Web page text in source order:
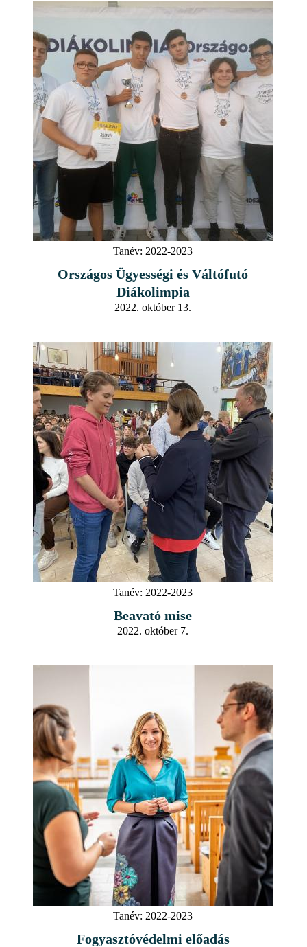
Tanév: 2022-2023
Országos Ügyességi és Váltófutó
Diákolimpia
2022. október 13.
Tanév: 2022-2023
Beavató mise
2022. október 7.
Tanév: 2022-2023
Fogyasztóvédelmi előadás